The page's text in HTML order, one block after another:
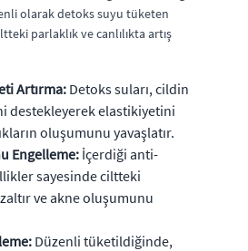
olarak detoks suyu tüketen
parlaklık ve canlılıkta artış
Artırma: Detoks suları, cildin
destekleyerek elastikiyetini
oluşumunu yavaşlatır.
Engelleme:İçerdiği anti-
sayesinde ciltteki
ve akne oluşumunu
Düzenli tüketildiğinde,